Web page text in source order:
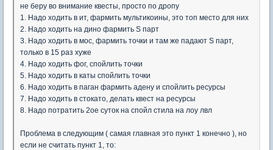
не беру во внимание квесты, просто по дропу
1. Надо ходить в ит, фармить мультикоины, это топ место для них
2. Надо ходить на дино фармить S парт
3. Надо ходить в мос, фармить точки и там же падают S парт,
только в 15 раз хуже
4. Надо ходить фог, спойлить точки
5. Надо ходить в каты спойлить точки
6. Надо ходить в паган фармить адену и спойлить ресурсы
7. Надо ходить в стокато, делать квест на ресурсы
8. Надо потратить 2ое суток на спойл стила на лоу лвл
Проблема в следующим ( самая главная это пункт 1 конечно ), но
если не считать пункт 1, то: